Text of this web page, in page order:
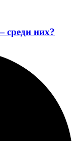
среди них?